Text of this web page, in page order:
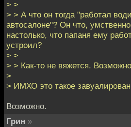
> >
> > А что он тогда "работал
автосалоне"? Он что,
настолько, что папаня ему
устроил?
> >
> > Как-то не вяжется.
>
> ИМХО это такое
Возможно.
Грин »